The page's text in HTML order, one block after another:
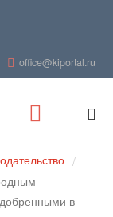
office@kiportal.ru
/
в